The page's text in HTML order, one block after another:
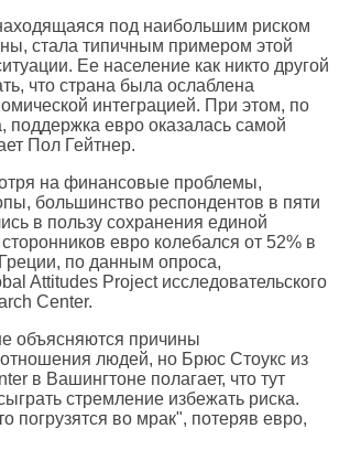
под наибольшим риском
стала типичным примером этой
Ее население как никто другой
что страна была ослаблена
интеграцией. При этом, по
поддержка евро оказалась самой
Пол Гейтнер.
на финансовые проблемы,
большинство респондентов в пяти
в пользу сохранения единой
евро колебался от 52% в
по данным опроса,
Attitudes Project исследовательского
Center.
объясняются причины
отношения людей, но Брюс Стоукс из
в Вашингтоне полагает, что тут
стремление избежать риска.
погрузятся во мрак", потеряв евро,